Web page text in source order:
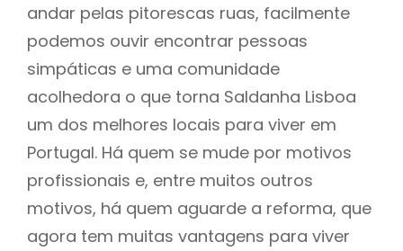
andar pelas pitorescas ruas, facilmente
podemos ouvir encontrar pessoas
simpáticas e uma comunidade
acolhedora o que torna Saldanha Lisboa
um dos melhores locais para viver em
Portugal. Há quem se mude por motivos
profissionais e, entre muitos outros
motivos, há quem aguarde a reforma, que
agora tem muitas vantagens para viver